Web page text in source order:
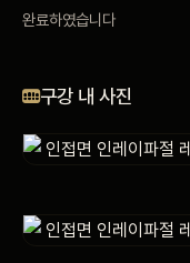
비포 애프터
공지사항
치과 백과사
완료하였습니다
구강 내 사진